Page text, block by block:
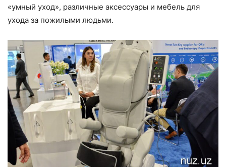
«умный уход», различные аксессуары и мебель для
ухода за пожилыми людьми.